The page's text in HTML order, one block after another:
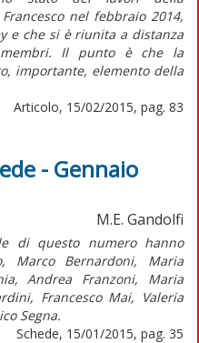
nel febbraio 2014,
e che si è riunita a distanza
Il punto è che la
importante, elemento della
Articolo, 15/02/2015, pag. 83
- Gennaio
M.E. Gandolfi
di questo numero hanno
Marco Bernardoni, Maria
Andrea Franzoni, Maria
Francesco Mai, Valeria
Segna.
Schede, 15/01/2015, pag. 35